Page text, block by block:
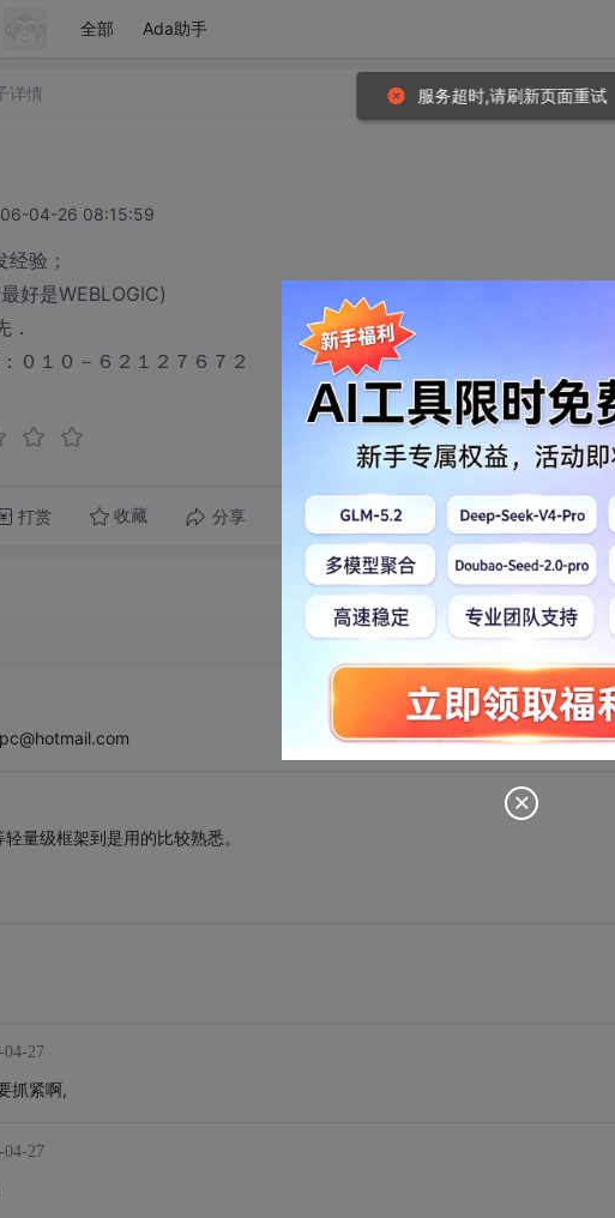
全部 Ada助手
详情
04-26 08:15:59
验；
好是WEBLOGIC)
．
：０１０－６２１２７６７２ ０１０－６２１２８７５１
打赏 收藏 分享 转发到动态 举报
量级框架到是用的比较熟悉。
04-27
抓紧啊,
04-27
服务超时,请刷新页面重试